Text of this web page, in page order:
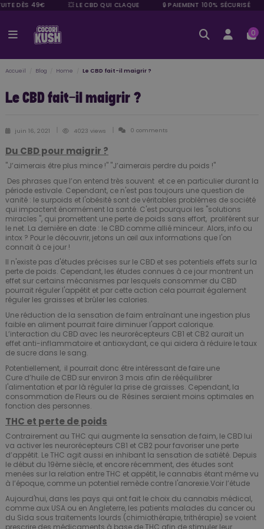
DÈS 49€ 💥 LE CBD QUI CLAQUE 🔒 PAIEMENT 100% SÉCURISÉ
0
Accueil Blog Home Le CBD fait-il maigrir ?
Le CBD fait-il maigrir ?
juin 16, 2021 4023 views 0 comments
Du CBD pour maigrir ?
"J’aimerais être plus mince !" "J’aimerais perdre du poids !"
Des phrases que l’on entend très souvent et ce en particulier durant la
période estivale. Cependant, ce n'est pas toujours une question de
vanité : le surpoids et l'obésité sont de véritables problèmes de société
qui impactent énormément la santé. C'est pourquoi les "solutions
miracles ", qui promettent une perte de poids sans effort, prolifèrent sur
le net. La dernière en date : le CBD comme allié minceur. Alors, info ou
intox ? Pour le découvrir, jetons un œil aux informations que l'on
connait à ce jour !
Il n'existe pas d'études précises sur le CBD et ses potentiels effets sur la
perte de poids. Cependant, les études connues à ce jour montrent un
effet sur certains mécanismes par lesquels consommer du CBD
pourrait réguler l'appétit et par cette action cela pourrait également
réguler les graisses et brûler les calories.
Une réduction de la sensation de faim entraînant une ingestion plus
faible en aliment pourrait faire diminuer l'apport calorique.
L’interaction du CBD avec les neurorécepteurs CB1 et CB2 aurait un
effet anti-inflammatoire et antioxydant, ce qui aidera à réduire le taux
de sucre dans le sang.
Potentiellement, il pourrait donc être intéressant de faire une
Cure d’huile de CBD sur environ 3 mois afin de rééquilibrer
l'alimentation et par là réguler la prise de graisses. Cependant, la
consommation de Fleurs ou de Résines seraient moins optimales en
fonction des personnes.
THC et perte de poids
Contrairement au THC qui augmente la sensation de faim, le CBD lui
va activer les neurorécepteurs CB1 et CB2 pour favoriser une perte
d’appétit. Le THC agit aussi en inhibant la sensation de satiété. Depuis
le début du 19ème siècle, et encore récemment, des études sont
menées sur la relation entre THC et appétit, le cannabis étant même vu
à l’époque, comme un potentiel remède contre l'anorexie.Voir l’étude
Aujourd'hui, dans les pays qui ont fait le choix du cannabis médical,
comme aux USA ou en Angleterre, les patients malades du cancer ou
du Sida sous traitements lourds (chimiothérapie, trithérapie) se voient
prescrire des médicaments à base de THC afin de stimuler leur